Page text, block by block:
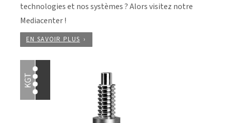
technologies et nos systèmes ? Alors visitez notre
Mediacenter !
EN SAVOIR PLUS